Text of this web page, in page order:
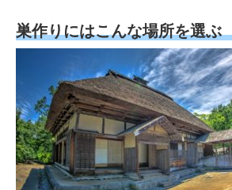
巣作りにはこんな場所を選ぶ